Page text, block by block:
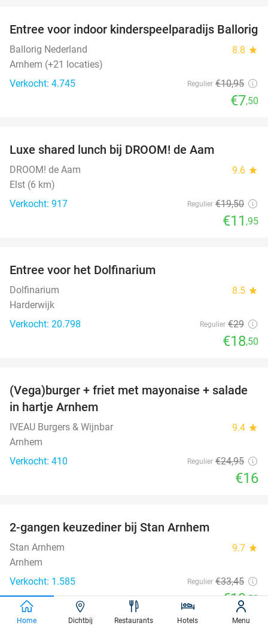
32%
Entree voor indoor kinderspeelparadijs Ballorig
Ballorig Nederland 8.8 star
Arnhem (+21 locaties)
Verkocht: 4.745
Regulier €10,95
€7,50
Luxe shared lunch bij DROOM! de Aam
DROOM! de Aam 9.6 star
Elst (6 km)
Verkocht: 917
Regulier €19,50
€11 ,95
Entree voor het Dolfinarium
Dolfinarium 8.5 star
Harderwijk
Verkocht: 20.798
Regulier €29
€18,50
36%
(Vega)burger + friet met mayonaise + salade
in hartje Arnhem
IVEAU Burgers & Wijnbar 9.4 star
Arnhem
Verkocht: 410
Regulier €24,95
€16
2-gangen keuzediner bij Stan Arnhem
Stan Arnhem 9.7 star
Arnhem
Verkocht: 1.585
Regulier €33,45
€19,50
favorite_border
Home Dichtbij Restaurants Hotels Menu